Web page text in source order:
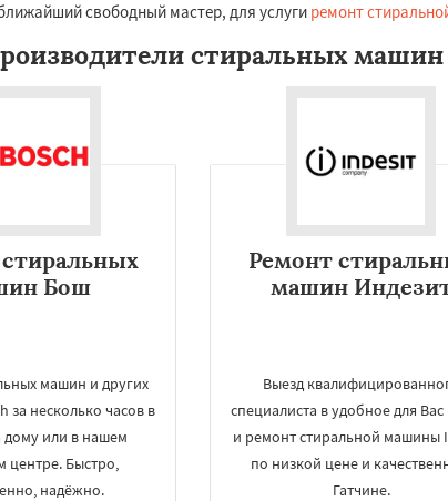
свободный мастер, для услуги ремонт
стиральных машин
Бош
машин и других
за несколько часов в
дому или в нашем
центре. Быстро,
надёжно.
Ремонт
машин
Выезд
специалиста в удобное для
и ремонт стиральной машины
по низкой цене и
Гатчине.